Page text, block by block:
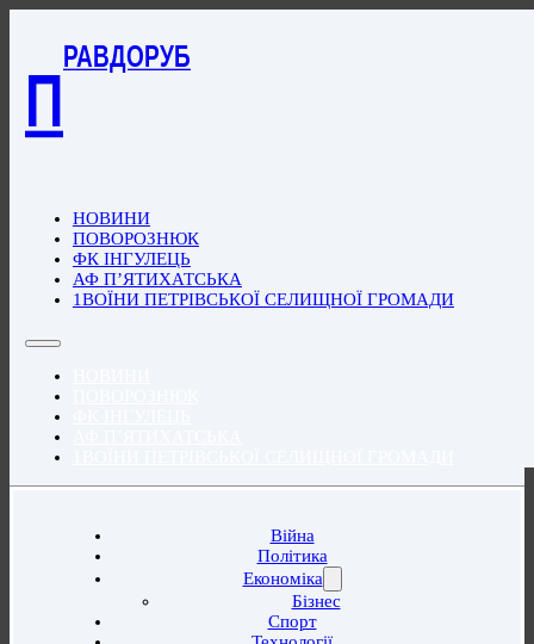
П
РАВДОРУБ
НОВИНИ
ПОВОРОЗНЮК
ФК ІНГУЛЕЦЬ
АФ П’ЯТИХАТСЬКА
1ВОЇНИ ПЕТРІВСЬКОЇ СЕЛИЩНОЇ ГРОМАДИ
Війна
Політика
Економіка
Бізнес
Спорт